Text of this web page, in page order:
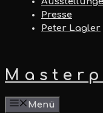
Presse
Peter Lagler
Menü